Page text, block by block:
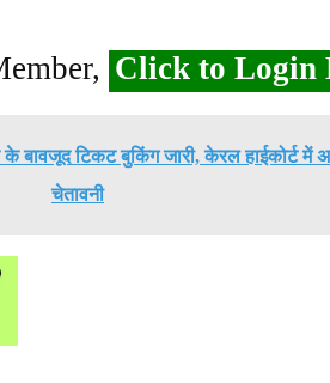
Click to Login
के बावजूद टिकट बुकिंग जारी, केरल हाईकोर्ट में
चेतावनी